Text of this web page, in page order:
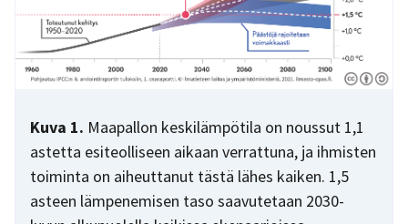
Kuva 1. Maapallon keskilämpötila on noussut 1,1
astetta esiteolliseen aikaan verrattuna, ja ihmisten
toiminta on aiheuttanut tästä lähes kaiken. 1,5
asteen lämpenemisen taso saavutetaan 2030-